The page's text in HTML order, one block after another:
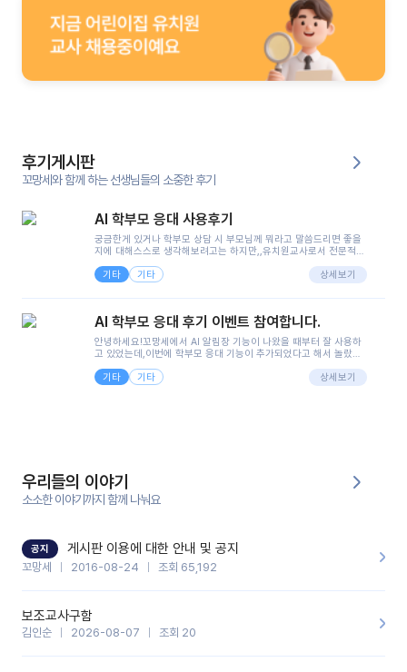
후기게시판
꼬망세와 함께 하는 선생님들의 소중한 후기
AI 학부모 응대 사용후기
궁금한게 있거나 학부모 상담 시 부모님께 뭐라고 말씀드리면 좋을
지에 대해스스로 생각해보려고는 하지만,,유치원교사로서 전문적인
려니 어려울때가...^^(저만 그런거 아니죠 ㅜㅜ)꼬망봇의 장점은 지
피티나 제미나이는 몇세이고 여자인지 남자인지 등그래도 좀 기본
정보를 제공하면서 물어봐야할 때가 있어그때마다 정보를 입력하는
으셔서 고민이 됐는데ai 학부모 응대를 써볼 수 있어서 좋았어요!앞
면..)그리고 제가 신입 때 이게 있었더라면 ㅜㅜㅜㅜ?응대 팁이 정말
좋은거 같아요지금은 그래도 아이들이 잘 이해 되지만초임 때는 정
말 어려워서 항상다른 선생님들께 도움을 요청했었거든요..ㅠ*일지
쓸 때도 좀 도움이 되는 거 같아요!
기타 기타 상세보기
AI 학부모 응대 후기 이벤트 참여합니다.
안녕하세요!꼬망세에서 AI 알림장 기능이 나왔을 때부터 잘 사용하
고 있었는데,이번에 학부모 응대 기능이 추가되었다고 해서 놀랐습
님 응대에 더 많은 부담을 느끼고 있습니다 ㅠㅠ이번에 제가 원에서
겪은 일과 학부모님께 전달드렸던 내용을 함께 보시고,저와 비슷한
을 많이 하는데,꼬망봇 덕분에 고민하는 시간을 줄이고 학부모님을
안심시킬 수 있었습니다.이 부분은 꼬망봇이 추가로 알려준 응대 tip
입니다.학부모님께 전화를 드리기 전에, 내용을 숙지하여 좀 더 전문
성 있는 교사가 되어 대화를 나눌 수 있었습니다.꼬망세 AI학부모 응
기능을 개발해 주셔서 감사합니다.
기타 기타 상세보기
우리들의 이야기
소소한 이야기까지 함께 나눠요
공지 게시판 이용에 대한 안내 및 공지
꼬망세 2016-08-24 조회 65,192
보조교사구함
김인순 2026-08-07 조회 20